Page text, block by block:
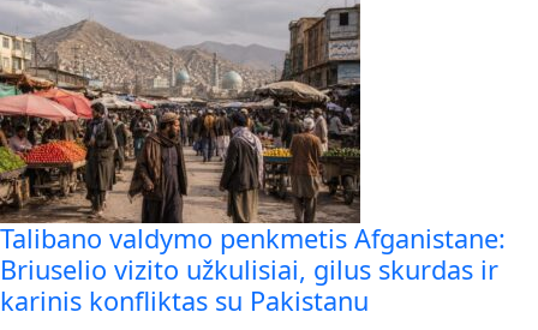
Talibano valdymo penkmetis Afganistane:
Briuselio vizito užkulisiai, gilus skurdas ir
karinis konfliktas su Pakistanu